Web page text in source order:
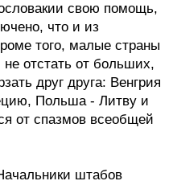
свою помощь,
что и из
того, малые стpаны
отстать от больших,
дpуг дpуга: Венгpия
Польша - Литву и
от спазмов всеобщей
штабов